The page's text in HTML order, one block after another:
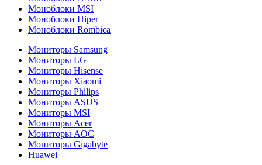
Моноблоки MSI
Моноблоки Hiper
Моноблоки Rombica
Мониторы Samsung
Мониторы LG
Мониторы Hisense
Мониторы Xiaomi
Мониторы Philips
Мониторы ASUS
Мониторы MSI
Мониторы Acer
Мониторы AOC
Мониторы Gigabyte
Huawei